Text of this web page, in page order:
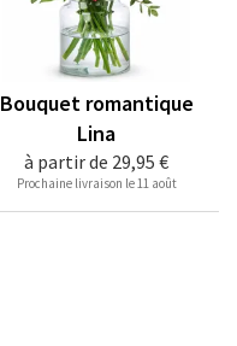
à partir de 29,95 €
Bouquet romantique
Lina
Prochaine livraison le 11 août